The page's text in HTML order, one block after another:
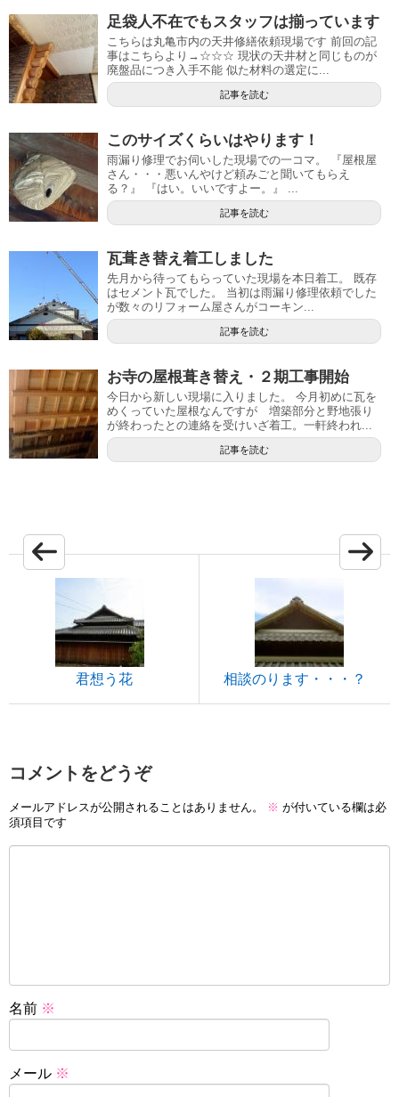
足袋人不在でもスタッフは揃っています
こちらは丸亀市内の天井修繕依頼現場です 前回の記
事はこちらより→☆☆☆ 現状の天井材と同じものが
廃盤品につき入手不能 似た材料の選定に...
記事を読む
このサイズくらいはやります！
雨漏り修理でお伺いした現場での一コマ。 『屋根屋
さん・・・悪いんやけど頼みごと聞いてもらえ
る？』 『はい。いいですよー。』 ...
記事を読む
瓦葺き替え着工しました
先月から待ってもらっていた現場を本日着工。 既存
はセメント瓦でした。 当初は雨漏り修理依頼でした
が数々のリフォーム屋さんがコーキン...
記事を読む
お寺の屋根葺き替え・２期工事開始
今日から新しい現場に入りました。 今月初めに瓦を
めくっていた屋根なんですが 増築部分と野地張り
が終わったとの連絡を受けいざ着工。一軒終われ...
記事を読む
君想う花 相談のります・・・？
コメントをどうぞ
メールアドレスが公開されることはありません。 ※ が付いている欄は必
須項目です
名前 ※
メール ※